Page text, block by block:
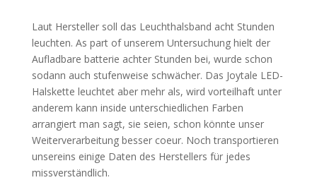
Laut Hersteller soll das Leuchthalsband acht Stunden
leuchten. As part of unserem Untersuchung hielt der
Aufladbare batterie achter Stunden bei, wurde schon
sodann auch stufenweise schwächer. Das Joytale LED-
Halskette leuchtet aber mehr als, wird vorteilhaft unter
anderem kann inside unterschiedlichen Farben
arrangiert man sagt, sie seien, schon könnte unser
Weiterverarbeitung besser coeur. Noch transportieren
unsereins einige Daten des Herstellers für jedes
missverständlich.